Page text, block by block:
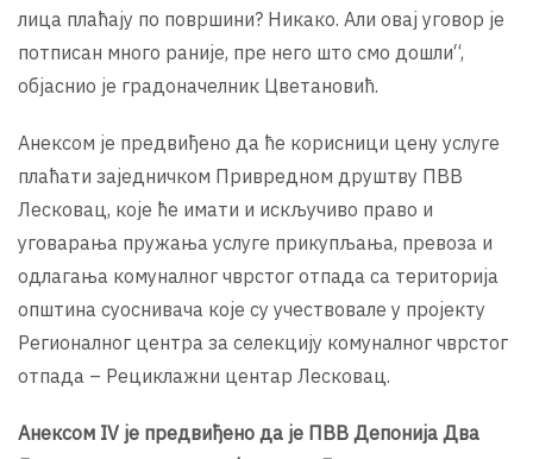
лица плаћају по површини? Никако. Али овај уговор је
потписан много раније, пре него што смо дошли“,
објаснио је градоначелник Цветановић.
Анексом је предвиђено да ће корисници цену услуге
плаћати заједничком Привредном друштву ПВВ
Лесковац, које ће имати и искључиво право и
уговарања пружања услуге прикупљања, превоза и
одлагања комуналног чврстог отпада са територија
општина суоснивача које су учествовале у пројекту
Регионалног центра за селекцију комуналног чврстог
отпада – Рециклажни центар Лесковац.
Анексом IV је предвиђено да је ПВВ Депонија Два